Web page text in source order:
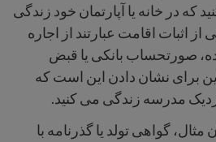
که در خانه یا آپارتمان خود زندگی
از اثبات اقامت عبارتند از اجاره
صورتحساب بانکی یا قبض
برای نشان دادن این است که
مدرسه زندگی می کنید.
مثال، گواهی تولد یا گذرنامه با